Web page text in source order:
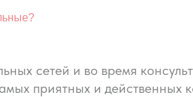
сетей и во время
приятных и действенных